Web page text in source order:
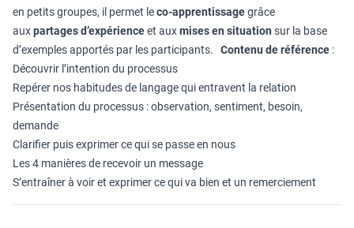
en petits groupes, il permet leco-apprentissagegrâce
auxpartages d’expérienceet auxmises en situation sur la base
d’exemples apportés par les participants. Contenu de référence :
Découvrir l’intention du processus
Repérer nos habitudes de langage qui entravent la relation
Présentation du processus : observation, sentiment, besoin,
demande
Clarifier puis exprimer ce qui se passe en nous
Les 4 manières de recevoir un message
S’entraîner à voir et exprimer ce qui va bien et un remerciement